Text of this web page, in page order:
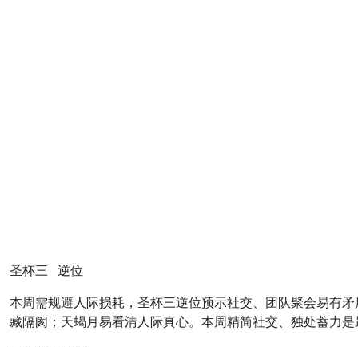
圣杯三 逆位
本周需规避人际损耗，圣杯三逆位预示社交、团队聚会易有
藏隔阂；天蝎月易看清人际真心。本周精简社交、独处蓄力